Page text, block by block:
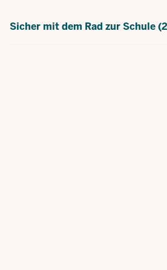
Sicher mit dem Rad zur Schule